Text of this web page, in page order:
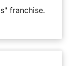
franchise.